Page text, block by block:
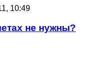
10:49
не нужны?